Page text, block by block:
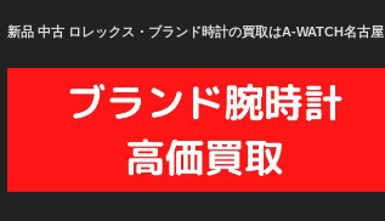
新品 中古 ロレックス・ブランド時計の買取はA-WATCH名古屋